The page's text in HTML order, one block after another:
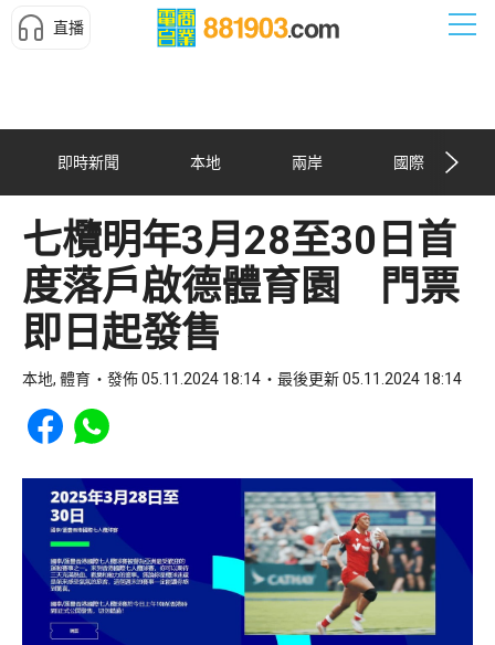
直播
即時新聞 本地 兩岸 國際
七欖明年3月28至30日首
度落戶啟德體育園 門票
即日起發售
本地, 體育 發佈 05.11.2024 18:14 最後更新 05.11.2024 18:14
Share to Facebook
Share to WhatsApp